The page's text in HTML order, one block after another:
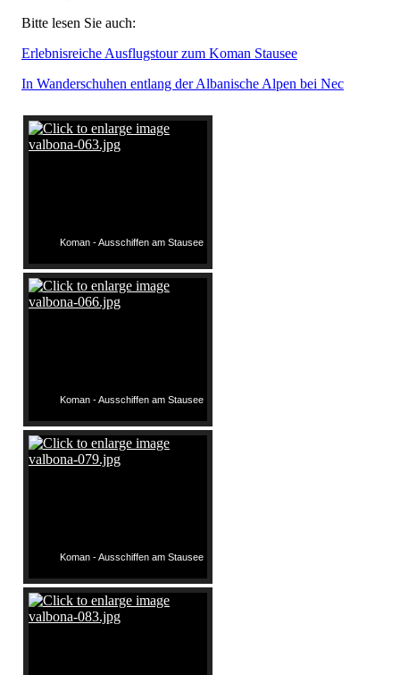
Bitte lesen Sie auch:
Erlebnisreiche Ausflugstour zum Koman Stausee
In Wanderschuhen entlang der Albanische Alpen bei Nec
Koman - Ausschiffen am Stausee
Koman - Ausschiffen am Stausee
Koman - Ausschiffen am Stausee